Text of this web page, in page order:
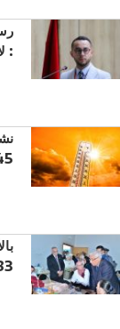
:
45 بمكناس وهذه
1383